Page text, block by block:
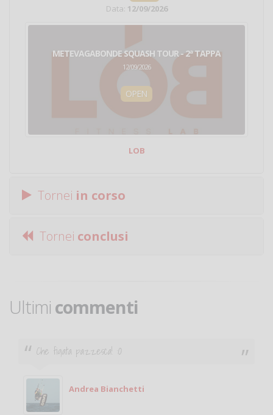
Data: 12/09/2026
METEVAGABONDE SQUASH TOUR - 2ª TAPPA
12/09/2026
OPEN
LOB
Tornei in corso
Tornei conclusi
Ultimi commenti
Ciao. Sono a Treviglio da poco e vorrei tornare a
giocare. Se sei in zona e puoi giocare fammi sapere.
Michele